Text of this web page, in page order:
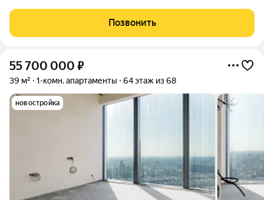
класса, формирующий новый архитектурный
Позвонить
55 700 000 ₽
39 м² 1-комн. апартаменты 64 этаж из 68
новостройка